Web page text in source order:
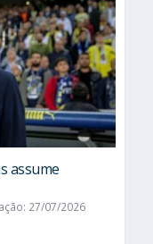
assume
27/07/2026